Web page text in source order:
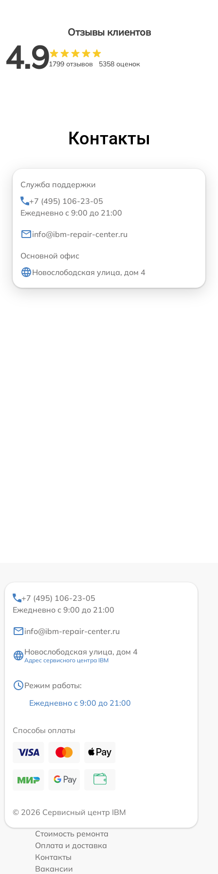
Отзывы клиентов
4.91799 отзывов 5358 оценок
Контакты
Служба поддержки
+7 (495) 106-23-05
Ежедневно с 9:00 до 21:00
info@ibm-repair-center.ru
Основной офис
Новослободская улица, дом 4
+7 (495) 106-23-05
Ежедневно с 9:00 до 21:00
info@ibm-repair-center.ru
Новослободская улица, дом 4
Адрес сервисного центра IBM
Режим работы:
Ежедневно с 9:00 до 21:00
Способы оплаты
© 2026 Сервисный центр IBM
Стоимость ремонта
Оплата и доставка
Контакты
Вакансии